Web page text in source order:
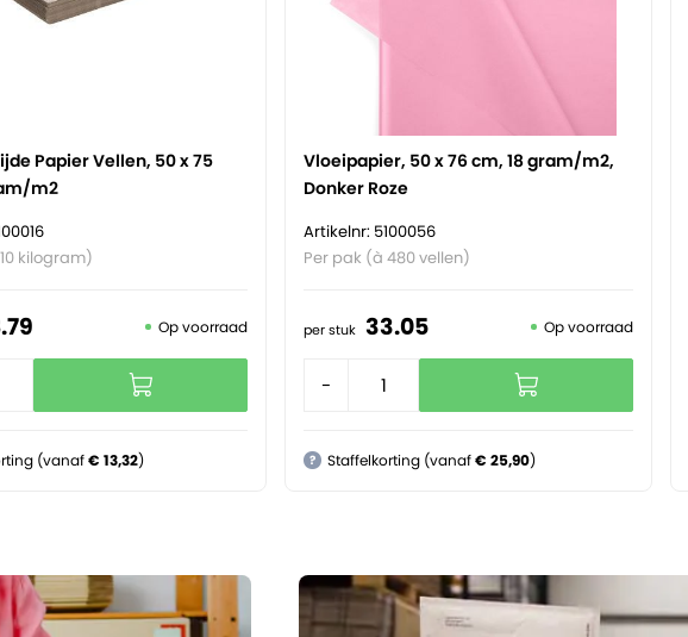
Papier Vellen, 50 x 75
m2
kilogram)
79 Op voorraad
(vanaf€ 13,32)
Vloeipapier, 50 x 76 cm, 18 gram/m2,
Donker Roze
Artikelnr: 5100056
Per pak (à 480 vellen)
per stuk 33.05 Op voorraad
-
? Staffelkorting (vanaf€ 25,90)